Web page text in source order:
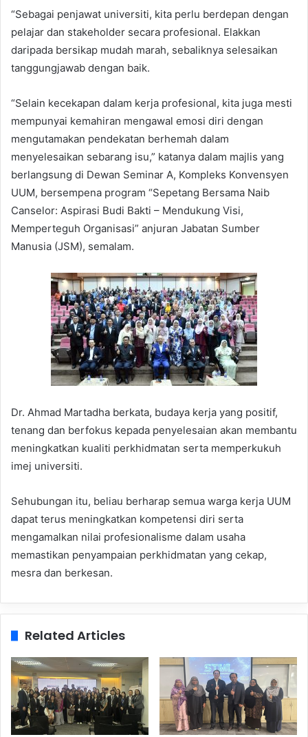
“Sebagai penjawat universiti, kita perlu berdepan dengan
pelajar dan stakeholder secara profesional. Elakkan
daripada bersikap mudah marah, sebaliknya selesaikan
tanggungjawab dengan baik.
“Selain kecekapan dalam kerja profesional, kita juga mesti
mempunyai kemahiran mengawal emosi diri dengan
mengutamakan pendekatan berhemah dalam
menyelesaikan sebarang isu,” katanya dalam majlis yang
berlangsung di Dewan Seminar A, Kompleks Konvensyen
UUM, bersempena program “Sepetang Bersama Naib
Canselor: Aspirasi Budi Bakti – Mendukung Visi,
Memperteguh Organisasi” anjuran Jabatan Sumber
Manusia (JSM), semalam.
Dr. Ahmad Martadha berkata, budaya kerja yang positif,
tenang dan berfokus kepada penyelesaian akan membantu
meningkatkan kualiti perkhidmatan serta memperkukuh
imej universiti.
Sehubungan itu, beliau berharap semua warga kerja UUM
dapat terus meningkatkan kompetensi diri serta
mengamalkan nilai profesionalisme dalam usaha
memastikan penyampaian perkhidmatan yang cekap,
mesra dan berkesan.
Related Articles